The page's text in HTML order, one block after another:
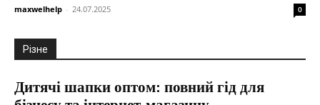
maxwelhelp - 24.07.2025 0
Різне
Дитячі шапки оптом: повний гід для